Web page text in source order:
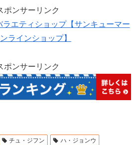
ポンサーリンク
エティショップ【サンキューマー
ンラインショップ】
ポンサーリンク
チュ・ジフン
ハ・ジョンウ